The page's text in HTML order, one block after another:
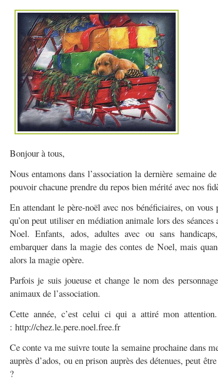
Bonjour à tous,
Nous entamons dans l’association la dernière semaine
pouvoir chacune prendre du repos bien mérité avec nos
En attendant le père-noël avec nos bénéficiaires, on
qu’on peut utiliser en médiation animale lors des
Noel. Enfants, ados, adultes avec ou sans
embarquer dans la magie des contes de Noel, mais
alors la magie opère.
Parfois je suis joueuse et change le nom des
animaux de l’association.
Cette année, c’est celui ci qui a attiré mon
: http://chez.le.pere.noel.free.fr
Ce conte va me suivre toute la semaine prochaine dans
auprès d’ados, ou en prison auprès des détenues, peut
?